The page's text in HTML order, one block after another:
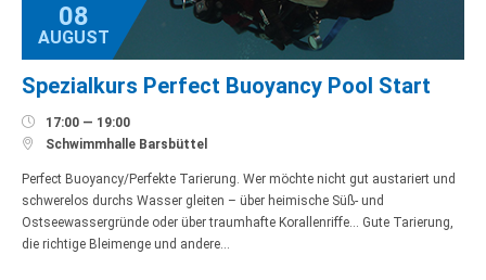
08
AUGUST
Spezialkurs Perfect Buoyancy Pool Start
 17:00 — 19:00
 Schwimmhalle Barsbüttel
Perfect Buoyancy/Perfekte Tarierung. Wer möchte nicht gut austariert und
schwerelos durchs Wasser gleiten – über heimische Süß- und
Ostseewassergründe oder über traumhafte Korallenriffe… Gute Tarierung,
die richtige Bleimenge und andere…